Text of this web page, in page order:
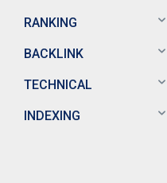
RANKING
BACKLINK
TECHNICAL
INDEXING